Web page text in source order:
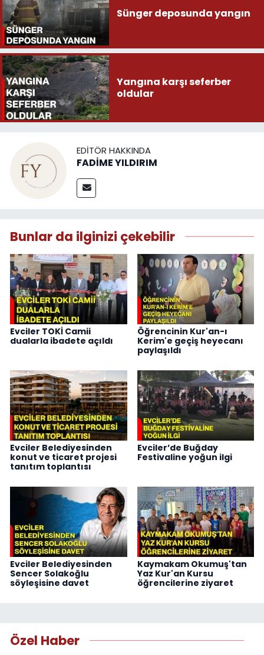
Sünger deposunda yangın
Yangına karşı seferber
oldular
EDITÖR HAKKINDA
FADİME YILDIRIM
Bunlar da ilginizi çekebilir
Evciler TOKİ Camii
dualarla ibadete açıldı
Öğrencinin Kur'an-ı
Kerim'e geçiş heyecanı
paylaşıldı
Evciler Belediyesinden
konut ve ticaret projesi
tanıtım toplantısı
Evciler’de Buğday
Festivaline yoğun ilgi
Evciler Belediyesinden
Sencer Solakoğlu
söyleşisine davet
Kaymakam Okumuş'tan
Yaz Kur'an Kursu
öğrencilerine ziyaret
Özel Haber